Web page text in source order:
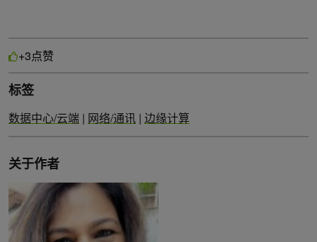
+3点赞
标签
数据中心/云端 | 网络/通讯 | 边缘计算
关于作者